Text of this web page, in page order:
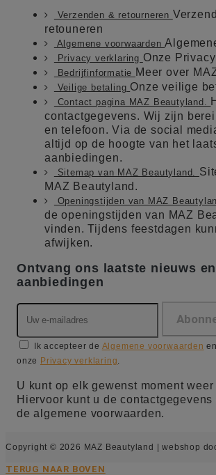
Verzenden & retourneren
retouneren
Algemene voorwaarden
Privacy verklaring Onze
Bedrijfinformatie Meer over
Veilige betaling Onze veilige
Contact pagina MAZ Beautyland.
contactgegevens. Wij zijn
en telefoon. Via de social
altijd op de hoogte van het
aanbiedingen.
Sitemap van MAZ Beautyland.
MAZ Beautyland.
Openingstijden van MAZ
de openingstijden van MAZ
vinden. Tijdens feestdagen
afwijken.
Ontvang ons laatste nieuws en
aanbiedingen
Ik accepteer de Algemene voorwaarden
onze Privacy verklaring
U kunt op elk gewenst moment
Hiervoor kunt u de
de algemene voorwaarden.
Copyright © 2026 MAZ Beautyland | webshop
TERUG NAAR BOVEN